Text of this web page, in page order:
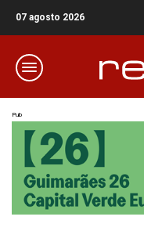
07 agosto 2026
Pub